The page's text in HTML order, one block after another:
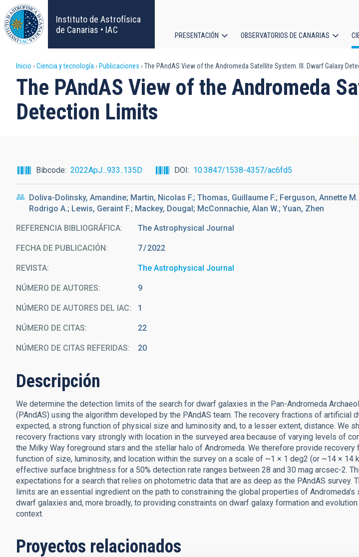
Pasar
al
contenido
principal
Instituto de Astrofísica
de Canarias • IAC
principal
PRESENTACIÓN OBSERVATORIOS DE CANARIAS
Sobrescribir
enlaces
de
a
la
navegación
Inicio Ciencia y tecnología Publicaciones The PAndAS View of the Andromeda Satellite System. III. Dwarf Galaxy
The PAndAS View of the Andromeda
Detection Limits
Bibcode 2022ApJ...933..135D DOI 10.3847/1538-4357/ac6fd5
Doliva-Dolinsky, Amandine; Martin, Nicolas F.; Thomas, Guillaume F.; Ferguson, Annette M.
Rodrigo A.; Lewis, Geraint F.; Mackey, Dougal; McConnachie, Alan W.; Yuan, Zhen
REFERENCIA BIBLIOGRÁFICA The Astrophysical Journal
FECHA DE PUBLICACIÓN: 7 2022
REVISTA The Astrophysical Journal
NÚMERO DE AUTORES 9
NÚMERO DE AUTORES DEL IAC 1
NÚMERO DE CITAS 22
NÚMERO DE CITAS REFERIDAS 20
Descripción
We determine the detection limits of the search for dwarf galaxies in the Pan-Andromeda
(PAndAS) using the algorithm developed by the PAndAS team. The recovery fractions of artificial
expected, a strong function of physical size and luminosity and, to a lesser extent, distance. We
recovery fractions vary strongly with location in the surveyed area because of varying levels of
the Milky Way foreground stars and the stellar halo of Andromeda. We therefore provide recovery
function of size, luminosity, and location within the survey on a scale of ~1 × 1 deg2 (or ~14 × 14
effective surface brightness for a 50% detection rate ranges between 28 and 30 mag arcsec-2.
expectations for a search that relies on photometric data that are as deep as the PAndAS survey.
limits are an essential ingredient on the path to constraining the global properties of
dwarf galaxies and, more broadly, to providing constraints on dwarf galaxy formation and
context.
Proyectos relacionados